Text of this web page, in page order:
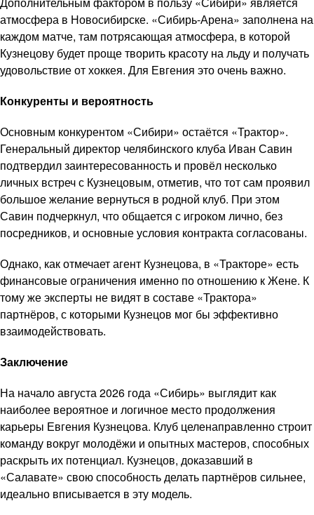
атмосфера в Новосибирске. «Сибирь-Арена» заполнена на
каждом матче, там потрясающая атмосфера, в которой
Кузнецову будет проще творить красоту на льду и получать
удовольствие от хоккея. Для Евгения это очень важно.
Конкуренты и вероятность
Основным конкурентом «Сибири» остаётся «Трактор».
Генеральный директор челябинского клуба Иван Савин
подтвердил заинтересованность и провёл несколько
личных встреч с Кузнецовым, отметив, что тот сам проявил
большое желание вернуться в родной клуб. При этом
Савин подчеркнул, что общается с игроком лично, без
посредников, и основные условия контракта согласованы.
Однако, как отмечает агент Кузнецова, в «Тракторе» есть
финансовые ограничения именно по отношению к Жене. К
тому же эксперты не видят в составе «Трактора»
партнёров, с которыми Кузнецов мог бы эффективно
взаимодействовать.
Заключение
На начало августа 2026 года «Сибирь» выглядит как
наиболее вероятное и логичное место продолжения
карьеры Евгения Кузнецова. Клуб целенаправленно строит
команду вокруг молодёжи и опытных мастеров, способных
раскрыть их потенциал. Кузнецов, доказавший в
«Салавате» свою способность делать партнёров сильнее,
идеально вписывается в эту модель.